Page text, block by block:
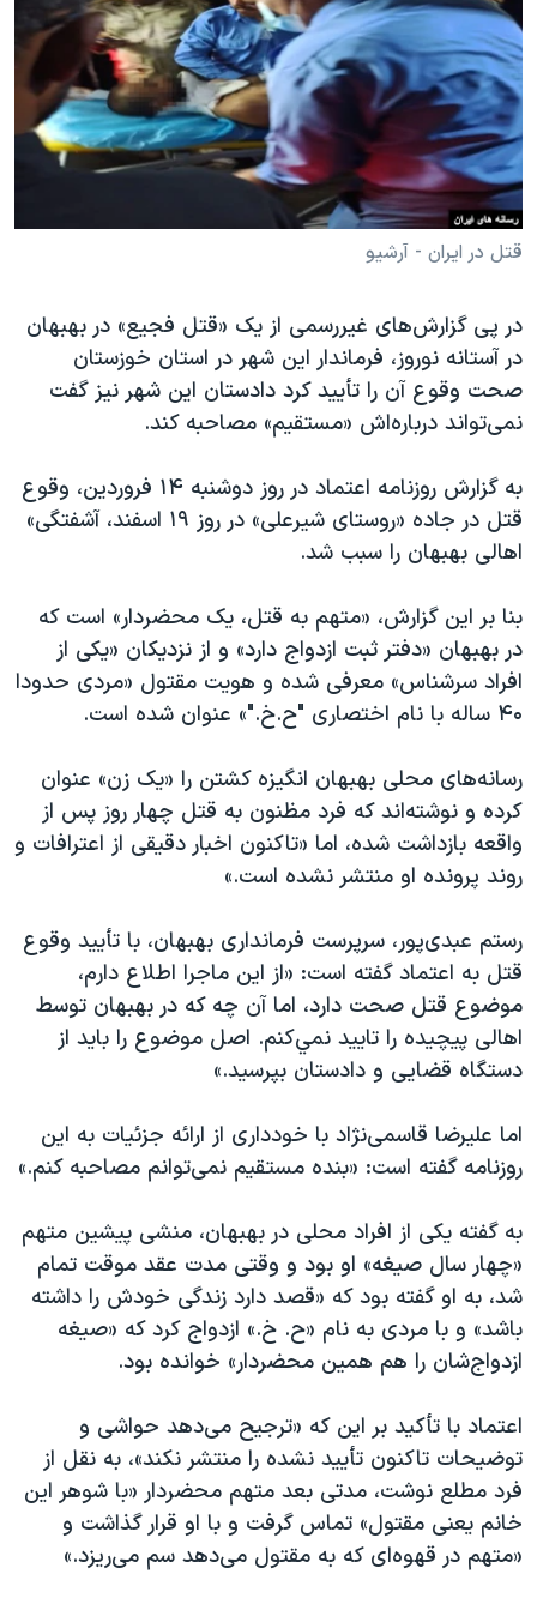
فرهنگ و زندگی
حقوق شهروندی
اقتصادی
علم و فناوری
اسرائیل در جنگ
مستندها
انتخابات ریاست جمهوری آمریکا ۲۰۲۴
حمله جمهوری اسلامی به اسرائیل
رمز مهسا
ورزش زنان در ایران
تریبونال مردمی آبان ۹۸
دادگاه حمید نوری
چهل سال گروگان‌گیری
اعتراضات مردمی آبان ۹۸
اسرائیل در جنگ
همایش محافظه‌کاران آمریکا «سی‌پک»
صفحه‌های ویژه
سفر پرزیدنت ترامپ به چین
دنبال کنید
زبانهای مختلف
قتل در ایران - آرشیو
در پی گزارش‌های غیررسمی از یک «قتل فجیع» در بهبهان
در آستانه نوروز، فرماندار این شهر در استان خوزستان
صحت وقوع آن را تأیید کرد دادستان این شهر نیز گفت
نمی‌تواند درباره‌اش «مستقیم» مصاحبه کند.
به گزارش روزنامه اعتماد در روز دوشنبه ۱۴ فروردین، وقوع
قتل در جاده «روستای شیرعلی» در روز ۱۹ اسفند، آشفتگی»
اهالی بهبهان را سبب شد.
بنا بر این گزارش، «متهم به قتل، یک محضردار» است که
در بهبهان «دفتر ثبت ازدواج دارد» و از نزدیکان «یکی از
افراد سرشناس» معرفی شده و هویت مقتول «مردی حدودا
۴۰ ساله با نام اختصاری "ح.خ."» عنوان شده است.
رسانه‌های محلی بهبهان انگیزه کشتن را «یک زن» عنوان
کرده و نوشته‌اند که فرد مظنون به قتل چهار روز پس از
واقعه بازداشت شده، اما «تاکنون اخبار دقیقی از اعترافات و
روند پرونده او منتشر نشده است.»
رستم عبدی‌پور، سرپرست فرمانداری بهبهان، با تأیید وقوع
قتل به اعتماد گفته است: «از این ماجرا اطلاع دارم،
موضوع قتل صحت دارد، اما آن چه كه در بهبهان توسط
اهالی پيچيده را تاييد نمي‌كنم. اصل موضوع را بايد از
دستگاه قضايی و دادستان بپرسيد.»
اما علیرضا قاسمی‌نژاد با خودداری از ارائه جزئیات به این
روزنامه گفته است: «بنده مستقيم نمی‌توانم مصاحبه كنم.»
به گفته یکی از افراد محلی در بهبهان، منشی پیشین متهم
«چهار سال صیغه» او بود و وقتی مدت عقد موقت تمام
شد، به او گفته بود که «قصد دارد زندگی خودش را داشته
باشد» و با مردی به نام «ح. خ.» ازدواج کرد که «صيغه
ازدواج‌شان را هم همين محضردار» خوانده بود.
اعتماد با تأکید بر این که «ترجیح می‌دهد حواشی و
توضیحات تاکنون تأیید نشده را منتشر نکند»، به نقل از
فرد مطلع نوشت، مدتی بعد متهم محضردار «با شوهر این
خانم یعنی مقتول» تماس گرفت و با او قرار گذاشت و
«متهم در قهوه‌ای که به مقتول می‌دهد سم می‌ریزد.»